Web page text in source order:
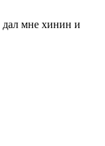
мне хинин и